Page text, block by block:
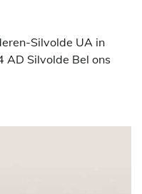
Silvolde UA in
AD Silvolde Bel ons